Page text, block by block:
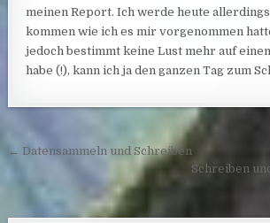
meinen Report. Ich werde heute
kommen wie ich es mir vorgenommen
jedoch bestimmt keine Lust mehr auf
habe (!), kann ich ja den ganzen Tag zum
Post navigation
← Datensammeln und Schreiben
Schreiben